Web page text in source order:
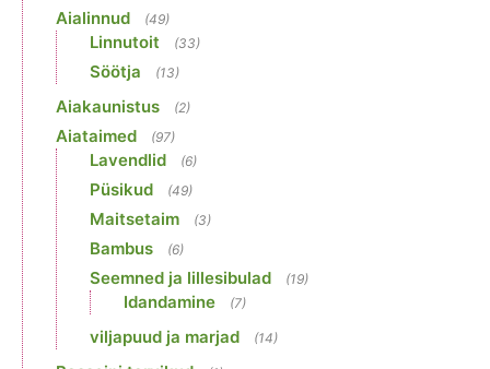
Aialinnud (49)
Linnutoit (33)
Söötja (13)
Aiakaunistus (2)
Aiataimed (97)
Lavendlid (6)
Püsikud (49)
Maitsetaim (3)
Bambus (6)
Seemned ja lillesibulad (19)
Idandamine (7)
viljapuud ja marjad (14)